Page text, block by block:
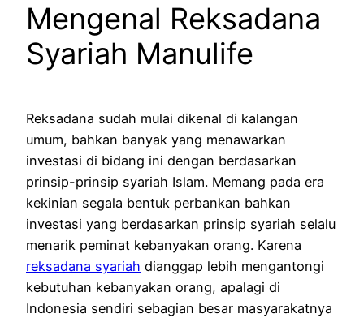
Mengenal Reksadana
Syariah Manulife
Reksadana sudah mulai dikenal di kalangan
umum, bahkan banyak yang menawarkan
investasi di bidang ini dengan berdasarkan
prinsip-prinsip syariah Islam. Memang pada era
kekinian segala bentuk perbankan bahkan
investasi yang berdasarkan prinsip syariah selalu
menarik peminat kebanyakan orang. Karena
reksadana syariah dianggap lebih mengantongi
kebutuhan kebanyakan orang, apalagi di
Indonesia sendiri sebagian besar masyarakatnya